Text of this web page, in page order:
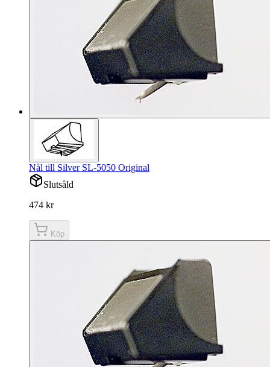
Nål till Silver SL-5050 Original
Slutsåld
474 kr
Köp